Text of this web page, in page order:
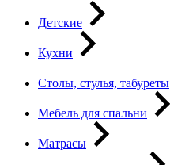
Детские
Кухни
Столы, стулья, табуреты
Мебель для спальни
Матрасы